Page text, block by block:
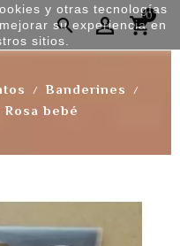
 0
Banderines
bebé
y otras tecnologías
su experiencia en
sitios.